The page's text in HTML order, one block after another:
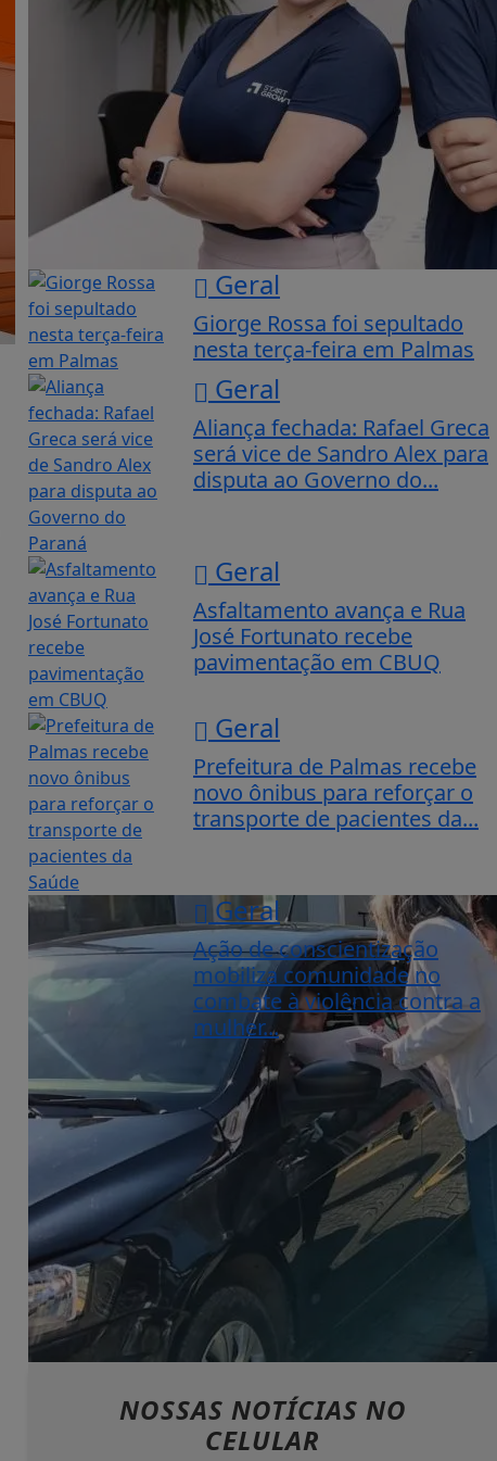
Geral
Giorge Rossa foi sepultado
nesta terça-feira em Palmas
Geral
Aliança fechada: Rafael Greca
será vice de Sandro Alex para
disputa ao Governo do...
Geral
Asfaltamento avança e Rua
José Fortunato recebe
pavimentação em CBUQ
Geral
Prefeitura de Palmas recebe
novo ônibus para reforçar o
transporte de pacientes da...
Geral
Ação de conscientização
mobiliza comunidade no
combate à violência contra a
mulher...
NOSSAS NOTÍCIAS NO
CELULAR